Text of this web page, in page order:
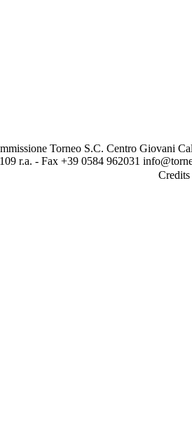
Torneo S.C. Centro Giovani
r.a. - Fax +39 0584 962031
Credits